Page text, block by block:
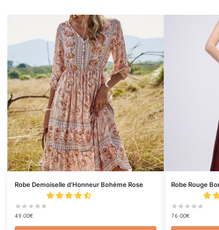
Robe Demoiselle d’Honneur Bohème Rose
49.00€
Robe Rouge
76.00€